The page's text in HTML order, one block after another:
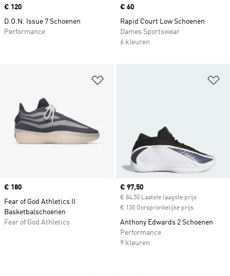
Price
€ 120
D.O.N. Issue 7 Schoenen
Performance
Price
€ 60
Rapid Court Low Schoenen
Dames Sportswear
6 kleuren
Price
€ 180
Fear of God Athletics II
Basketbalschoenen
Fear of God Athletics
Current price
€ 97,50
€ 84,50 Laatste laagste prijs
€ 130 Oorspronkelijke prijs
Anthony Edwards 2 Schoenen
Performance
9 kleuren